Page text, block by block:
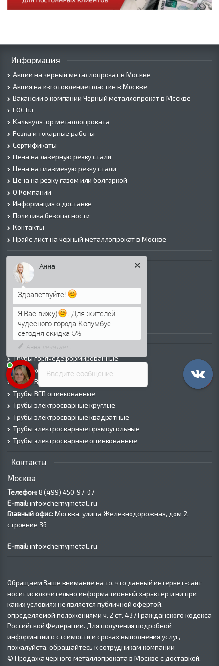
Информация
Акции на черный металлопрокат в Москве
Акция на изготовление пластин в Москве
Вакансии о компании Черный металлопрокат в Москве
ГОСТы
Калькулятор металлопроката
Резка и токарные работы
Сертификаты
Цена на лазерную резку стали
Цена на плазменую резку стали
Цена на резку газом или болгаркой
О Компании
Информация о доставке
Политика безопасности
Контакты
Прайс лист на черный металлопрокат в Москве
Листовой прокат
Лист г/к
Лист х/к
Просечно-вытяжной лист (ПВЛ)
Лист рифленый
Лист оцинкованный
Трубы
Трубы горячедеформированные
Труба холоднодеформированная
Трубы ВГП (Водогазопроводные)
Трубы ВГП оцинкованные
Трубы электросварные круглые
Трубы электросварные квадратные
Трубы электросварные прямоугольные
Трубы электросварные оцинкованные
Контакты
Москва
Телефон:8 (499) 450‑97-07
E-mail:info@chernyjmetall.ru
Главный офис:Москва, улица Железнодорожная, дом 2,
строение 36
E-mail:info@chernyjmetall.ru
Обращаем Ваше внимание на то, что данный интернет-сайт
носит исключительно информационный характер и ни при
каких условиях не является публичной офертой,
определяемой положениями ч. 2 ст. 437 Гражданского кодекса
Российской Федерации. Для получения подробной
информации о стоимости и сроках выполнения услуг,
пожалуйста, обращайтесь к сотрудникам компании.
© Продажа черного металлопроката в Москве с доставкой,
Введите сообщение
Здравствуйте!
Я Вас вижу)
. Для жителей
чудесного города Колумбус
сегодня скидка 5%